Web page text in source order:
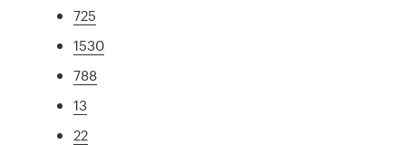
725
1530
788
13
22